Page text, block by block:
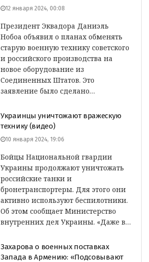
12 января 2024, 00:08
Президент Эквадора Даниэль
Нобоа объявил о планах обменять
старую военную технику советского
и российского производства на
новое оборудование из
Соединенных Штатов. Это
заявление было сделано…
Украинцы уничтожают вражескую
технику (видео)
10 января 2024, 19:06
Бойцы Национальной гвардии
Украины продолжают уничтожать
российские танки и
бронетранспортеры. Для этого они
активно используют беспилотники.
Об этом сообщает Министерство
внутренних дел Украины. «Даже в…
Захарова о военных поставках
Запада в Армению: «Подсовывают